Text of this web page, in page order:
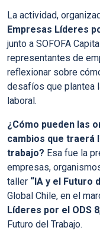
La actividad,
Empresas Líderes
junto a SOFOFA
representantes de
reflexionar sobre
desafíos que plantea
laboral.
¿Cómo pueden las
cambios que traerá
trabajo? Esa fue la
empresas,
taller “IA y el Futuro
Global Chile, en el
Líderes por el ODS 8
Futuro del Trabajo.